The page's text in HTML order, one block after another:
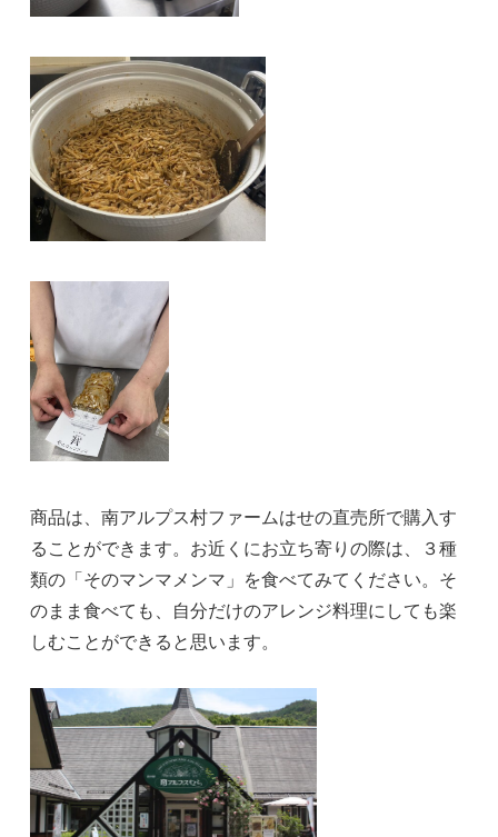
商品は、南アルプス村ファームはせの直売所で購入す
ることができます。お近くにお立ち寄りの際は、３種
類の「そのマンマメンマ」を食べてみてください。そ
のまま食べても、自分だけのアレンジ料理にしても楽
しむことができると思います。